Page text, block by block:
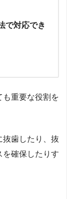
で対応でき
も重要な役割を
抜歯したり、抜
を確保したりす